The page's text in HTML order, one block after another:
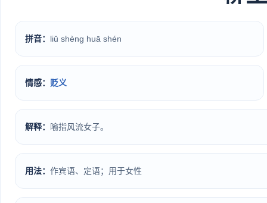
拼音： liǔ shèng huā shén
情感： 贬义
解释： 喻指风流女子。
用法： 作宾语、定语；用于女性